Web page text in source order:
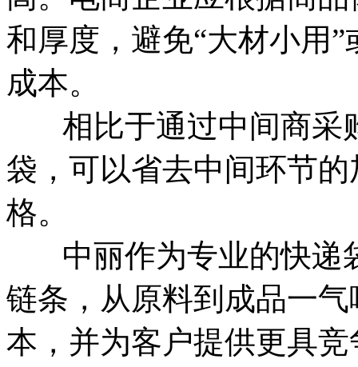
和厚度，避免“大材小用
成本。
相比于通过中间商采
袋，可以省去中间环节
格。
中丽作为专业的快递
链条，从原料到成品一
本，并为客户提供更具